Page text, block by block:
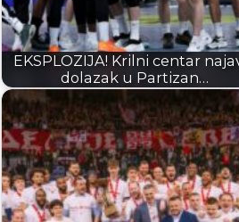
EKSPLOZIJA! Krilni centar
dolazak u Partizan…